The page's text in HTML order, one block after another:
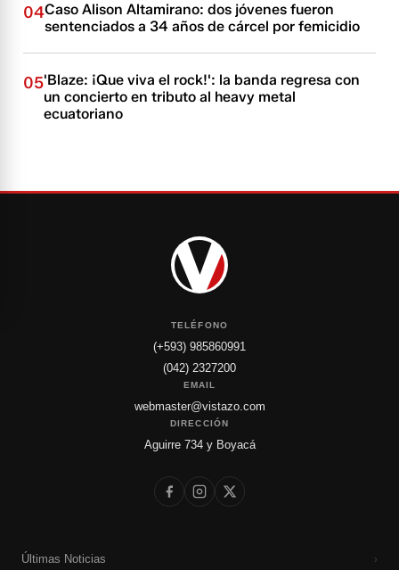
04Caso Alison Altamirano: dos jóvenes fueron
sentenciados a 34 años de cárcel por femicidio
05'Blaze: ¡Que viva el rock!': la banda regresa con
un concierto en tributo al heavy metal
ecuatoriano
TELÉFONO
(+593) 985860991
(042) 2327200
EMAIL
webmaster@vistazo.com
DIRECCIÓN
Aguirre 734 y Boyacá
Últimas Noticias ›